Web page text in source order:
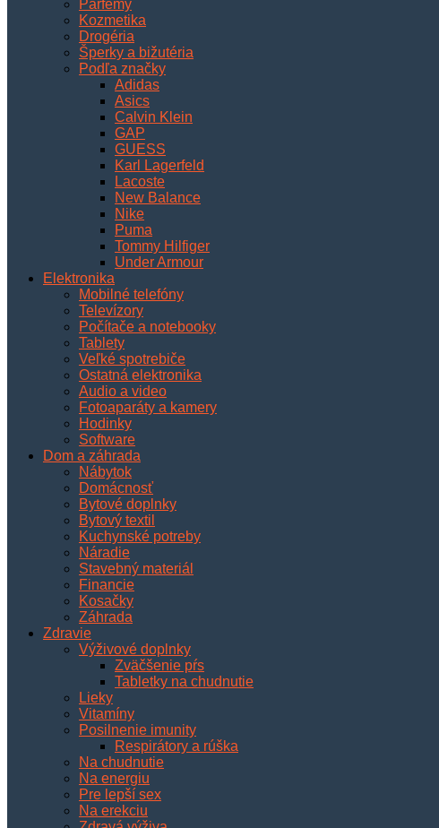
Parfémy
Kozmetika
Drogéria
Šperky a bižutéria
Podľa značky
Adidas
Asics
Calvin Klein
GAP
GUESS
Karl Lagerfeld
Lacoste
New Balance
Nike
Puma
Tommy Hilfiger
Under Armour
Elektronika
Mobilné telefóny
Televízory
Počítače a notebooky
Tablety
Veľké spotrebiče
Ostatná elektronika
Audio a video
Fotoaparáty a kamery
Hodinky
Software
Dom a záhrada
Nábytok
Domácnosť
Bytové doplnky
Bytový textil
Kuchynské potreby
Náradie
Stavebný materiál
Financie
Kosačky
Záhrada
Zdravie
Výživové doplnky
Zväčšenie pŕs
Tabletky na chudnutie
Lieky
Vitamíny
Posilnenie imunity
Respirátory a rúška
Na chudnutie
Na energiu
Pre lepší sex
Na erekciu